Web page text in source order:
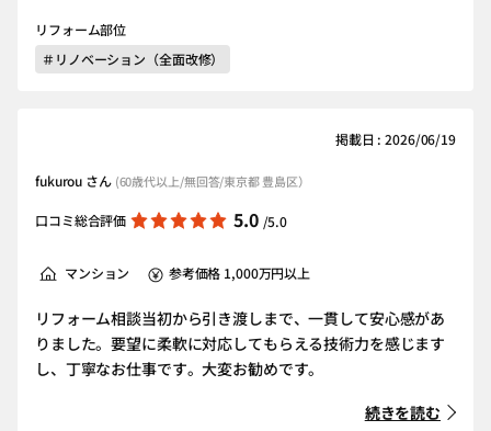
リフォーム部位
＃リノベーション（全面改修）
掲載日 : 2026/06/19
fukurou さん (60歳代以上/無回答/東京都 豊島区）
口コミ総合評価 5.0 /5.0
マンション 参考価格 1,000万円以上
リフォーム相談当初から引き渡しまで、一貫して安心感があ
りました。要望に柔軟に対応してもらえる技術力を感じます
し、丁寧なお仕事です。大変お勧めです。
続きを読む